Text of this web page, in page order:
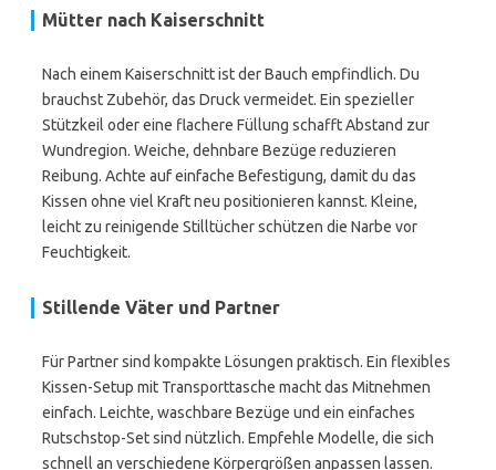
Mütter nach Kaiserschnitt
Nach einem Kaiserschnitt ist der Bauch empfindlich. Du
brauchst Zubehör, das Druck vermeidet. Ein spezieller
Stützkeil oder eine flachere Füllung schafft Abstand zur
Wundregion. Weiche, dehnbare Bezüge reduzieren
Reibung. Achte auf einfache Befestigung, damit du das
Kissen ohne viel Kraft neu positionieren kannst. Kleine,
leicht zu reinigende Stilltücher schützen die Narbe vor
Feuchtigkeit.
Stillende Väter und Partner
Für Partner sind kompakte Lösungen praktisch. Ein flexibles
Kissen-Setup mit Transporttasche macht das Mitnehmen
einfach. Leichte, waschbare Bezüge und ein einfaches
Rutschstop-Set sind nützlich. Empfehle Modelle, die sich
schnell an verschiedene Körpergrößen anpassen lassen.